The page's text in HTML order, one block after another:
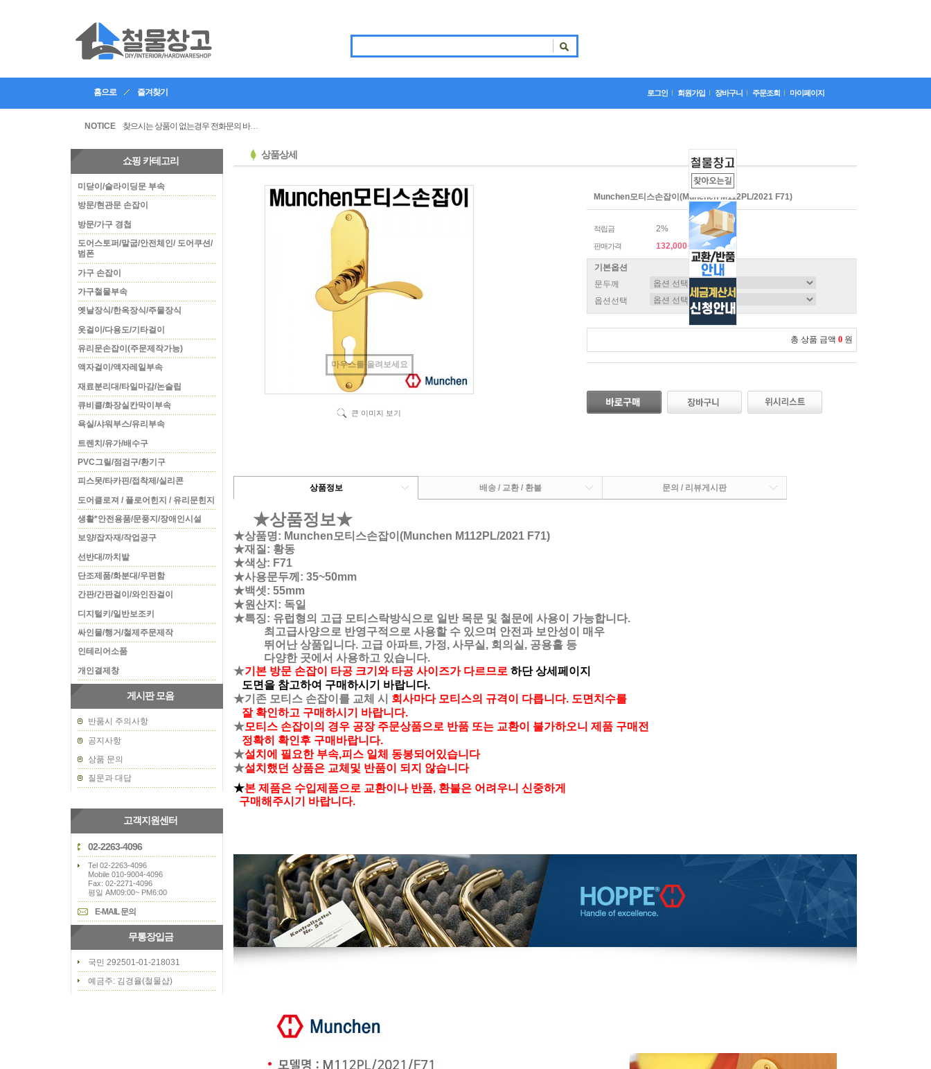
홈으로 즐겨찾기 로그인 회원가입 장바구니 주문조회 마이페이지
NOTICE
찾으시는 상품이 없는경우 전화문의 바랍니다
쇼핑 카테고리
미닫이/슬라이딩문 부속
방문/현관문 손잡이
방문/가구 경첩
도어스토퍼/말굽/안전체인/ 도어쿠션/
범폰
가구 손잡이
가구철물부속
옛날장식/한옥장식/주물장식
옷걸이/다용도/기타걸이
유리문손잡이(주문제작가능)
액자걸이/액자레일부속
재료분리대/타일마감/논슬립
큐비클/화장실칸막이부속
욕실/샤워부스/유리부속
트렌치/유가/배수구
PVC그릴/점검구/환기구
피스못/타카핀/접착제/실리콘
도어클로져 / 플로어힌지 / 유리문힌지
생활*안전용품/문풍지/장애인시설
보양/잡자재/작업공구
선반대/까치발
단조제품/화분대/우편함
간판/간판걸이/와인잔걸이
디지털키/일반보조키
싸인물/행거/철제주문제작
인테리어소품
개인결제창
게시판 모음
반품시 주의사항
공지사항
상품 문의
질문과 대답
고객지원센터
02-2263-4096
Tel 02-2263-4096
Mobile 010-9004-4096
Fax: 02-2271-4096
평일 AM09:00~ PM6:00
E-MAIL 문의
무통장입금
국민 292501-01-218031
예금주: 김경율(철물샵)
상품상세
마우스를 올려보세요
큰 이미지 보기
Munchen모티스손잡이(Munchen M112PL/2021 F71)
적립금 2%
판매가격 132,000원
기본옵션
문두께
옵션선택
총 상품 금액 0 원
상품정보 배송 / 교환 / 환불 문의 / 리뷰게시판
★상품정보★
★상품명: Munchen모티스손잡이(Munchen M112PL/2021 F71)
★재질: 황동
★색상: F71
★사용문두께: 35~50mm
★백셋: 55mm
★원산지: 독일
★특징: 유럽형의 고급 모티스락방식으로 일반 목문 및 철문에 사용이 가능합니다.
최고급사양으로 반영구적으로 사용할 수 있으며 안전과 보안성이 매우
뛰어난 상품입니다. 고급 아파트, 가정, 사무실, 회의실, 공용홀 등
다양한 곳에서 사용하고 있습니다.
★기본 방문 손잡이 타공 크기와 타공 사이즈가 다르므로 하단 상세페이지
도면을 참고하여 구매하시기 바랍니다.
★기존 모티스 손잡이를 교체 시 회사마다 모티스의 규격이 다릅니다. 도면치수를
잘 확인하고 구매하시기 바랍니다.
★모티스 손잡이의 경우 공장 주문상품으로 반품 또는 교환이 불가하오니 제품 구매전
정확히 확인후 구매바랍니다.
★설치에 필요한 부속,피스 일체 동봉되어있습니다
★설치했던 상품은 교체및 반품이 되지 않습니다
★본 제품은 수입제품으로 교환이나 반품, 환불은 어려우니 신중하게
구매해주시기 바랍니다.